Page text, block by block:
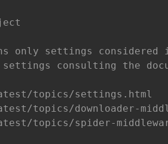
settings considered
settings consulting the
topics/settings.html
topics/downloader-
topics/spider-